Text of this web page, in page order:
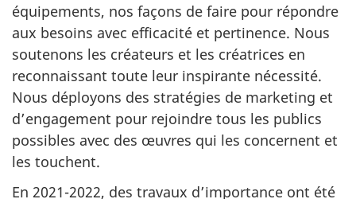
équipements, nos façons de faire pour répondre
aux besoins avec efficacité et pertinence. Nous
soutenons les créateurs et les créatrices en
reconnaissant toute leur inspirante nécessité.
Nous déployons des stratégies de marketing et
d’engagement pour rejoindre tous les publics
possibles avec des œuvres qui les concernent et
les touchent.
En 2021-2022, des travaux d’importance ont été